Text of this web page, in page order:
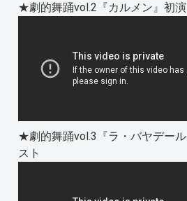
★劇的舞踊vol.2『カルメン』初演
★劇的舞踊vol.3『ラ・バヤデー
スト